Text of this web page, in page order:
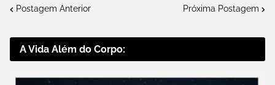
Postagem Anterior Próxima Postagem
A Vida Além do Corpo: